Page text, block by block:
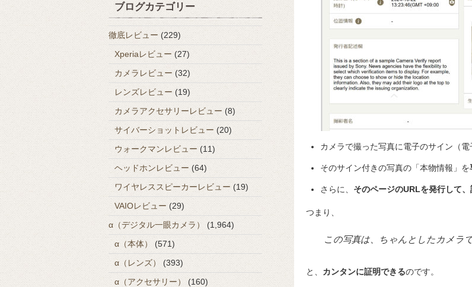
カメラで撮った写真に電子のサイン（電
そのサイン付きの写真の「本物情報」を
さらに、 そのページのURLを発行して
つまり、
この写真は、ちゃんとしたカメラ
と、 カンタンに証明できるのです。
ブログカテゴリー
徹底レビュー (229)
Xperiaレビュー(27)
カメラレビュー (32)
レンズレビュー (19)
カメラアクセサリーレビュー (8)
サイバーショットレビュー (20)
ウォークマンレビュー (11)
ヘッドホンレビュー (64)
ワイヤレススピーカーレビュー (19)
VAIOレビュー (29)
α（デジタル一眼カメラ）
(1,964)
α（本体）
(571)
α（レンズ）
(393)
α（アクセサリー）
(160)